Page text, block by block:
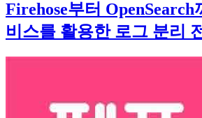
Firehose부터 OpenSearch
비스를 활용한 로그 분리